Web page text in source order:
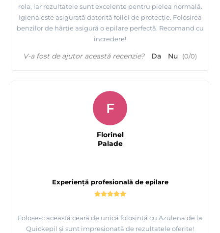
rola, iar rezultatele sunt excelente pentru pielea normală.
Igiena este asigurată datorită foliei de protecție. Folosirea
benzilor de hârtie asigură o epilare perfectă. Recomand cu
încredere!
V-a fost de ajutor această recenzie? Da Nu (0/0)
Experiență profesională de epilare
Folosesc această ceară de unică folosință cu Azulena de la
Quickepil și sunt impresionată de rezultatele oferite!
F
Florinel
Palade